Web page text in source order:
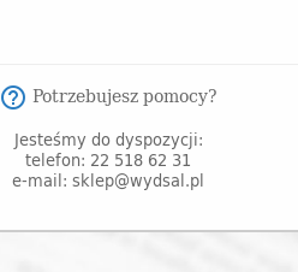
help_outline Potrzebujesz pomocy?
Jesteśmy do dyspozycji:
telefon: 22 518 62 31
e-mail: sklep@wydsal.pl